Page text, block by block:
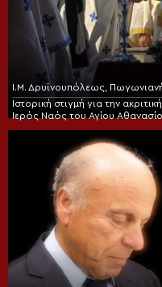
Ι.Μ. Δρυϊνουπόλεως,
Ιστορική στιγμή για την
Ιερός Ναός του Αγίου